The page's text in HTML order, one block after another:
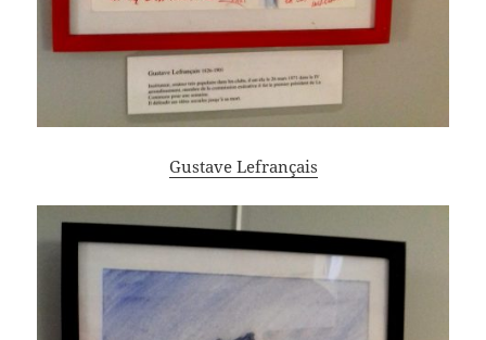
Gustave Lefrançais